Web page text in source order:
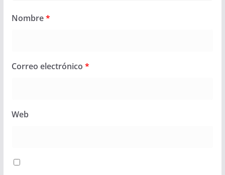
Nombre*
Correo electrónico *
Web